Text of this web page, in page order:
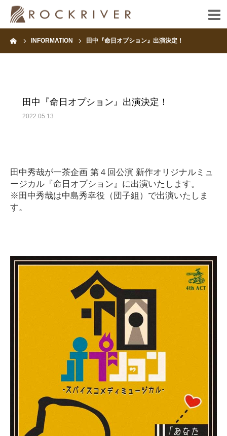
INFORMATION 田中『命日オプション』出演決定！
田中『命日オプション』出演決定！
2022.05.13
田中秀哉が一茶企画 第４回公演 新作オリジナルミュ
ージカル『命日オプション』に出演いたします。
※田中秀哉は中島秀幸役（団子組）で出演いたしま
す。
HOME
ARTIST